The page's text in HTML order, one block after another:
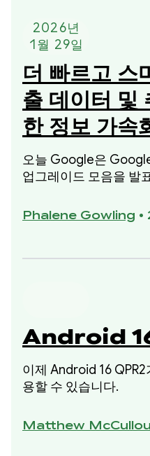
2026년
1월 29일
더 빠르고 스
출 데이터 및
한 정보 가속
오늘 Google은
업그레이드 모음을 발
파악할 수 있도록 지원
Phalene Gowling •
Android
이제 Android 16
용할 수 있습니다.
Matthew